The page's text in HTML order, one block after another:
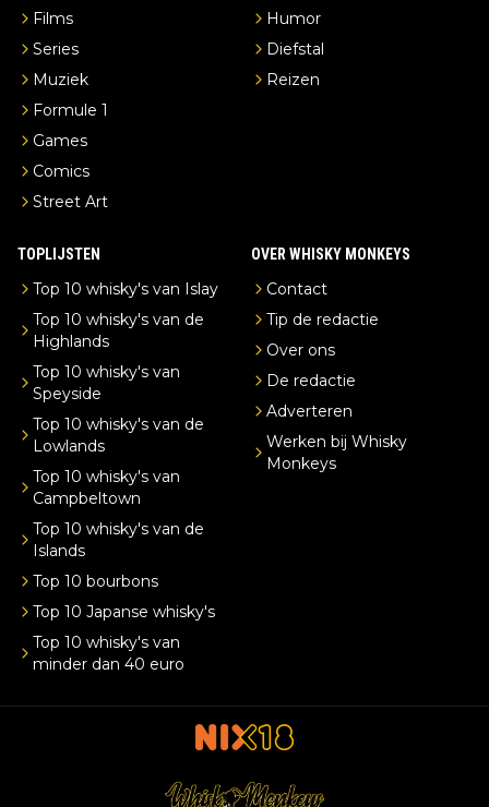
Films
Series
Muziek
Formule 1
Games
Comics
Street Art
Humor
Diefstal
Reizen
TOPLIJSTEN
Top 10 whisky's van Islay
Top 10 whisky's van de
Highlands
Top 10 whisky's van
Speyside
Top 10 whisky's van de
Lowlands
Top 10 whisky's van
Campbeltown
Top 10 whisky's van de
Islands
Top 10 bourbons
Top 10 Japanse whisky's
Top 10 whisky's van
minder dan 40 euro
OVER WHISKY MONKEYS
Contact
Tip de redactie
Over ons
De redactie
Adverteren
Werken bij Whisky
Monkeys